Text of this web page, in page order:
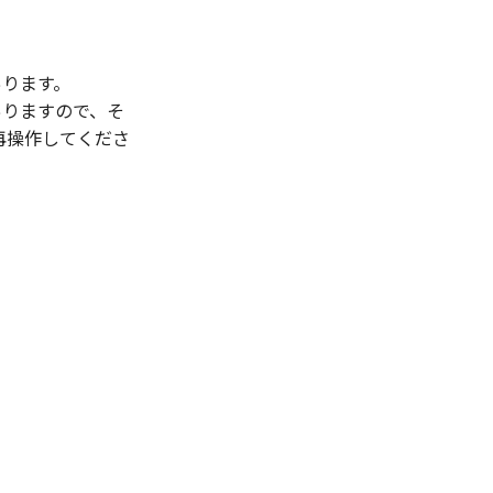
ます。
ますので、そ
作してくださ